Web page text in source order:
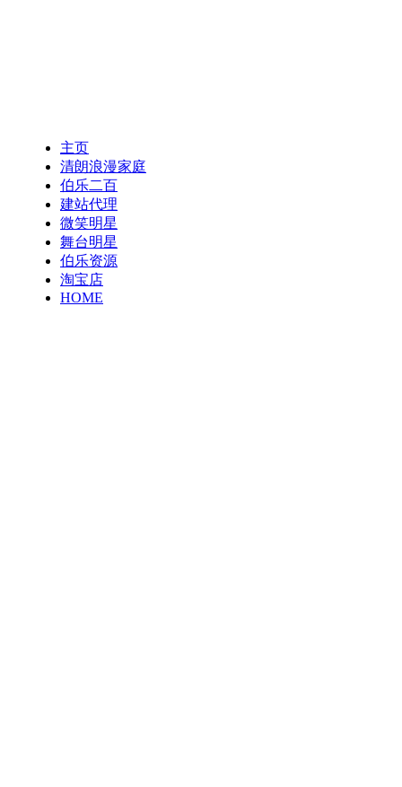
主页
清朗浪漫家庭
伯乐二百
建站代理
微笑明星
舞台明星
伯乐资源
淘宝店
HOME